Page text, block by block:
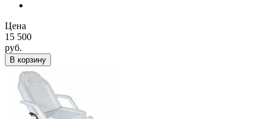
Цена
15 500
руб.
В корзину